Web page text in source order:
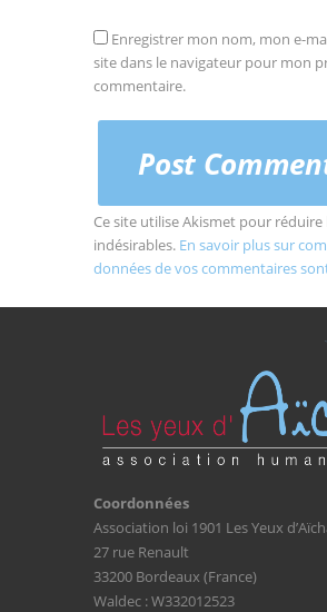
Enregistrer mon nom, mon e-
site dans le navigateur pour mon
commentaire.
Ce site utilise Akismet pour réduire
indésirables. En savoir plus sur
données de vos commentaires
Coordonnées
Association loi 1901 Les Yeux
27 rue Renault
33200 Bordeaux (France)
Waldec : W332012523